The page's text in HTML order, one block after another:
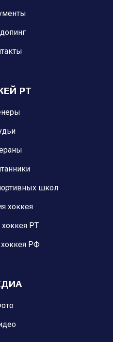
РТ
школ
хоккея
хоккея РТ
хоккея РФ